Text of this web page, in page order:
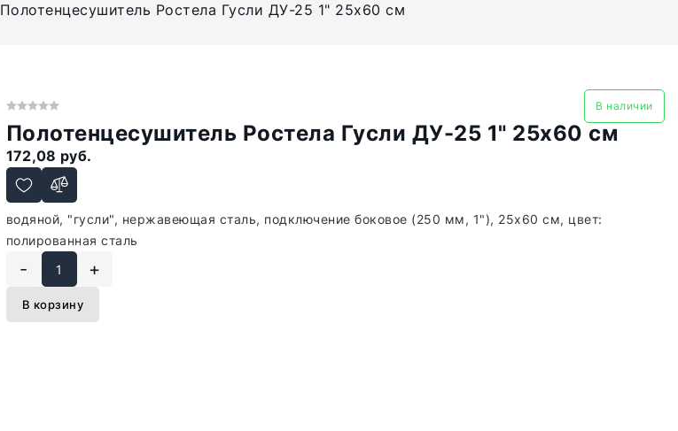
Полотенцесушитель Ростела Гусли ДУ-25 1" 25x60 см
В наличии
Полотенцесушитель Ростела Гусли ДУ-25 1" 25x60 см
172,08 руб.
водяной, "гусли", нержавеющая сталь, подключение боковое (250 мм, 1"), 25x60 см, цвет:
полированная сталь
- +
В корзину